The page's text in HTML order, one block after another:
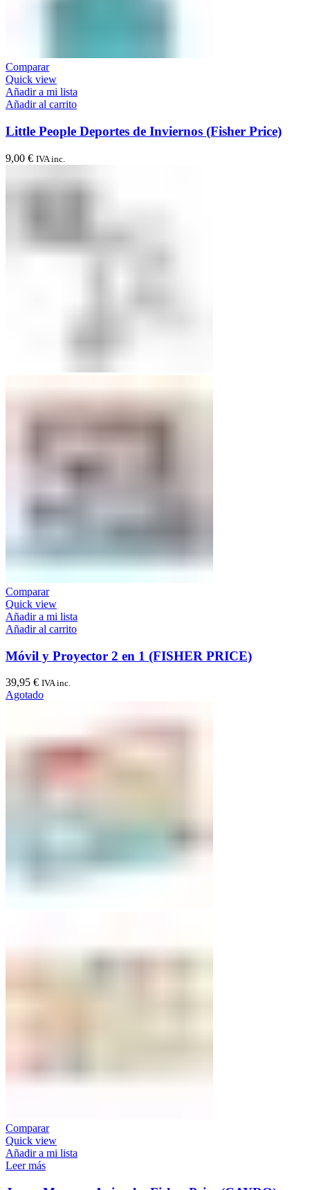
Comparar
Quick view
Añadir a mi lista
Añadir al carrito
Little People Deportes de Inviernos (Fisher Price)
9,00 € IVA inc.
Comparar
Quick view
Añadir a mi lista
Añadir al carrito
Móvil y Proyector 2 en 1 (FISHER PRICE)
39,95 € IVA inc.
Agotado
Comparar
Quick view
Añadir a mi lista
Leer más